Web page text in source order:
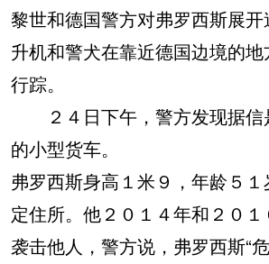
黎世和德国警方对弗罗西斯展
升机和警犬在靠近德国边境的
行踪。
２４日下午，警方发现据信
的小型货车。
弗罗西斯身高１米９，年龄５
定住所。他２０１４年和２０
袭击他人，警方说，弗罗西斯“